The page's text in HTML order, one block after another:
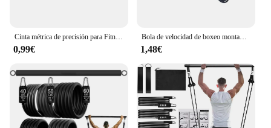
Cinta métrica de precisión para Fitness, medidor de grasa corporal retráctil para pérdida de peso, accesorios de regla, 1 unidad
0,99€
Bola de velocidad de boxeo montada en la cabeza, pelota de boxeo de PU, entrenamiento MMA Sanda, reacción de mano y ojo, bolsa de arena para el hogar, equipo de boxeo para Fitness, gran oferta
1,48€